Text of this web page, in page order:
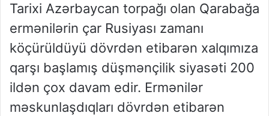
Tarixi Azərbaycan torpağı olan Qarabağa
ermənilərin çar Rusiyası zamanı
köçürüldüyü dövrdən etibarən xalqımıza
qarşı başlamış düşmənçilik siyasəti 200
ildən çox davam edir. Ermənilər
məskunlaşdıqları dövrdən etibarən